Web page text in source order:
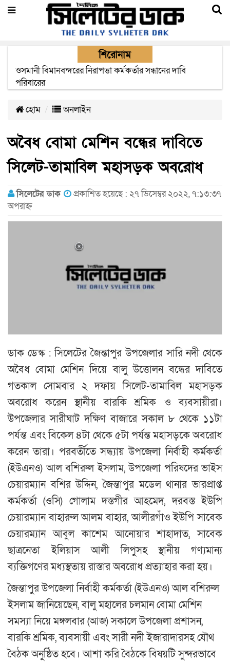
শিরোনাম
এক মাসের মধ্যে সিলেট-জাফলং রেললাইন নির্মাণ প্রকল্পের কাজ
দৃশ্যমান হবে- শ্রম মন্ত্রী
হোম অনলাইন
অবৈধ বোমা মেশিন বন্ধের দাবিতে
সিলেট-তামাবিল মহাসড়ক অবরোধ
সিলেটের ডাক
প্রকাশিত হয়েছে : ২৭ ডিসেম্বর ২০২২, ৭:১৩:৩৭
অপরাহ্ন
ডাক ডেস্ক : সিলেটের জৈন্তাপুর উপজেলার সারি নদী থেকে
অবৈধ বোমা মেশিন দিয়ে বালু উত্তোলন বন্ধের দাবিতে
গতকাল সোমবার ২ দফায় সিলেট-তামাবিল মহাসড়ক
অবরোধ করেন স্থানীয় বারকি শ্রমিক ও ব্যবসায়ীরা।
উপজেলার সারীঘাট দক্ষিণ বাজারে সকাল ৮ থেকে ১১টা
পর্যন্ত এবং বিকেল ৪টা থেকে ৫টা পর্যন্ত মহাসড়কে অবরোধ
করেন তারা। পরবর্তীতে সন্ধ্যায় উপজেলা নির্বাহী কর্মকর্তা
(ইউএনও) আল বশিরুল ইসলাম, উপজেলা পরিষদের ভাইস
চেয়ারম্যান বশির উদ্দিন, জৈন্তাপুর মডেল থানার ভারপ্রাপ্ত
কর্মকর্তা (ওসি) গোলাম দস্তগীর আহমেদ, দরবস্ত ইউপি
চেয়ারম্যান বাহারুল আলম বাহার, আলীরগাঁও ইউপি সাবেক
চেয়ারম্যান আবুল কাশেম আনোয়ার শাহাদাত, সাবেক
ছাত্রনেতা ইলিয়াস আলী লিপুসহ স্থানীয় গণ্যমান্য
ব্যক্তিগণের মধ্যস্থতায় রাস্তার অবরোধ প্রত্যাহার করা হয়।
জৈন্তাপুর উপজেলা নির্বাহী কর্মকর্তা (ইউএনও) আল বশিরুল
ইসলাম জানিয়েছেন, বালু মহালের চলমান বোমা মেশিন
সমস্যা নিয়ে মঙ্গলবার (আজ) সকালে উপজেলা প্রশাসন,
বারকি শ্রমিক, ব্যবসায়ী এবং সারী নদী ইজারাদারসহ যৌথ
বৈঠক অনুষ্ঠিত হবে। আশা করি বৈঠকে বিষয়টি সুন্দরভাবে